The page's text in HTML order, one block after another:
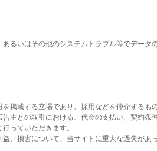
るいはその他のシステムトラブル等でデー
掲載する立場であり、採用などを仲介するも
告主との取引における、代金の支払い、契約
っていただきます。
、損害について、当サイトに重大な過失があ